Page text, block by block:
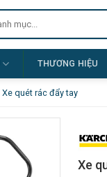
THƯƠNG HIỆU
Xe quét rác đẩy tay
Xe